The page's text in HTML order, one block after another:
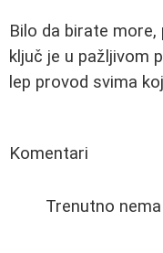
Bilo da birate more,
ključ je u pažljivom
lep provod svima
Komentari
Trenutno